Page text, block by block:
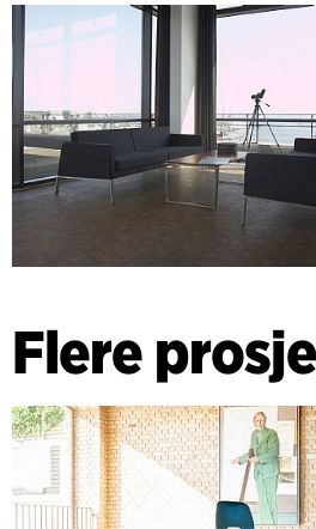
Flere